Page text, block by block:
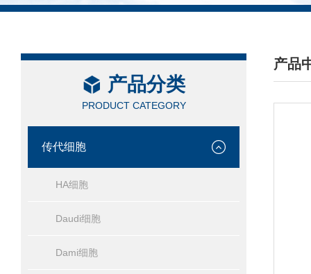
产品分类
PRODUCT CATEGORY
传代细胞
HA细胞
Daudi细胞
Dami细胞
产品
/